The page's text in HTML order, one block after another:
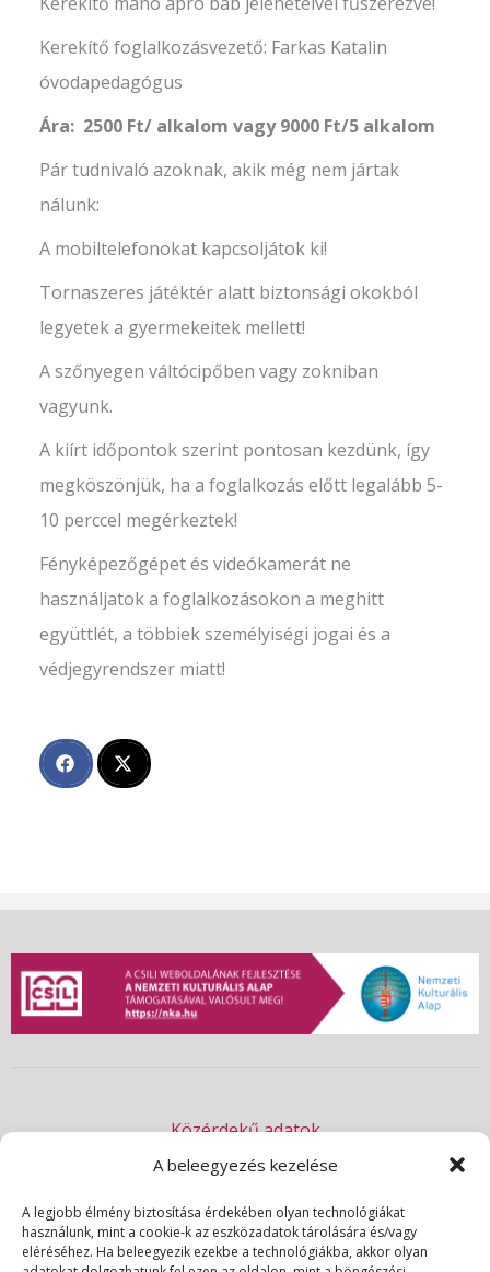
A beleegyezés kezelése
A legjobb élmény biztosítása érdekében olyan technológiákat
használunk, mint a cookie-k az eszközadatok tárolására és/vagy
eléréséhez. Ha beleegyezik ezekbe a technológiákba, akkor olyan
Kerekítő foglalkozásvezető: Farkas Katalin
óvodapedagógus
Ára: 2500 Ft/ alkalom vagy 9000 Ft/5 alkalom
Pár tudnivaló azoknak, akik még nem jártak
nálunk:
A mobiltelefonokat kapcsoljátok ki!
Tornaszeres játéktér alatt biztonsági okokból
legyetek a gyermekeitek mellett!
A szőnyegen váltócipőben vagy zokniban
vagyunk.
A kiírt időpontok szerint pontosan kezdünk, így
megköszönjük, ha a foglalkozás előtt legalább 5-
10 perccel megérkeztek!
Fényképezőgépet és videókamerát ne
használjatok a foglalkozásokon a meghitt
együttlét, a többiek személyiségi jogai és a
védjegyrendszer miatt!
Közérdekű adatok
Akadálymentességi nyilatkozat
Impresszum